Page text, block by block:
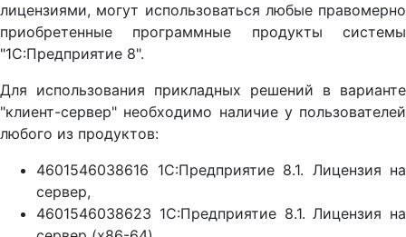
лицензиями, могут использоваться любые правомерно
приобретенные программные продукты системы
"1С:Предприятие 8".
Для использования прикладных решений в варианте
"клиент-сервер" необходимо наличие у пользователей
любого из продуктов:
4601546038616 1С:Предприятие 8.1. Лицензия на
сервер,
4601546038623 1С:Предприятие 8.1. Лицензия на